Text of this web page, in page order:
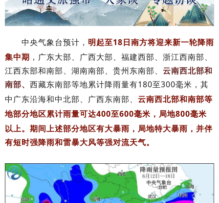
中央气象台预计， 明起至18日南方将迎来新一轮降雨
集中期 ， 广东大部、广西大部、福建西部、浙江西南部、
江西东部和南部、湖南南部、贵州东南部、 云南西北部和
南部、 西藏东南部等地累计降雨量有180至300毫米，其
中广东沿海和中北部、广西东南部、 云南西北部和南部等
地部分地区累计雨量可达400至600毫米，局地800毫米
以上。 期间上述部分地区有大暴雨，局地特大暴雨，并伴
有短时强降雨和雷暴大风等强对流天气。